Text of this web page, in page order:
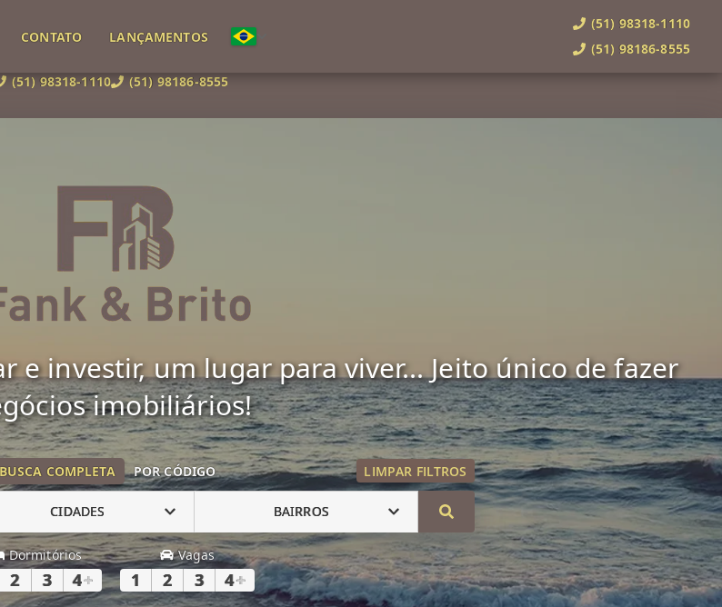
(51) 98318-1110 (51) 98186-8555
CONTATO LANÇAMENTOS
(51) 98318-1110
(51) 98186-8555
e investir, um lugar para viver... Jeito único de fazer
imobiliários!
BUSCA COMPLETA POR CÓDIGO LIMPAR FILTROS
CIDADES BAIRROS
Dormitórios
2 3 4+
Vagas
1 2 3 4+